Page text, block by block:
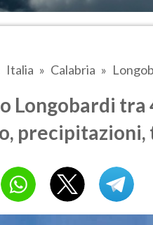
Italia Calabria
Longobardi tra